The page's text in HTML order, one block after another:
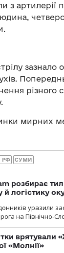
з
зазнало
різного
мирних
РФ СУМИ
розбирає
й логістику
уразили
на Північно-
врятували
«Молнії»